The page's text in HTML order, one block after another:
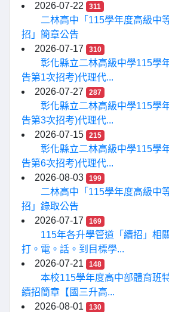
2026-07-22
311
二林高中「115學年度高級中
招」簡章公告
2026-07-17
310
彰化縣立二林高級中學115學
告第1次招考)代理代...
2026-07-27
287
彰化縣立二林高級中學115學
告第3次招考)代理代...
2026-07-15
215
彰化縣立二林高級中學115學
告第6次招考)代理代...
2026-08-03
199
二林高中「115學年度高級中
招」錄取公告
2026-07-17
169
115年各升學管道「續招」相
打。電。話。到目標學...
2026-07-21
148
本校115學年度高中部體育班
續招簡章【國三升高...
2026-08-01
130